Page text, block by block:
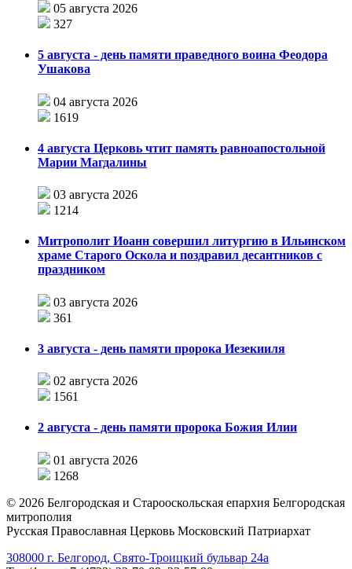
05 августа 2026
327
5 августа - день памяти праведного воина Феодора
Ушакова
04 августа 2026
1619
4 августа Церковь чтит память равноапостольной
Марии Магдалины
03 августа 2026
1214
Митрополит Иоанн совершил литургию в Ильинском
храме Старого Оскола и поздравил десантников с
праздником
03 августа 2026
361
3 августа - день памяти пророка Иезекииля
02 августа 2026
1561
2 августа - день памяти пророка Божия Илии
01 августа 2026
1268
© 2026 Белгородская и Старооскольская епархия Белгородская
митрополия
Русская Православная Церковь Московский Патриархат
308000 г. Белгород, Свято-Троицкий бульвар 24а